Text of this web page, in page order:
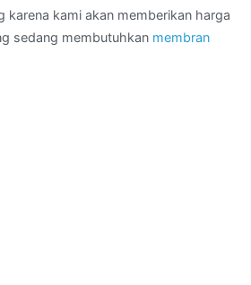
karena kami akan memberikan harga
sedang membutuhkan membran